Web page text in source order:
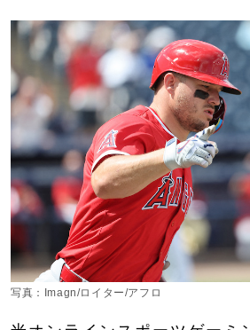
写真：Imagn/ロイター/アフロ